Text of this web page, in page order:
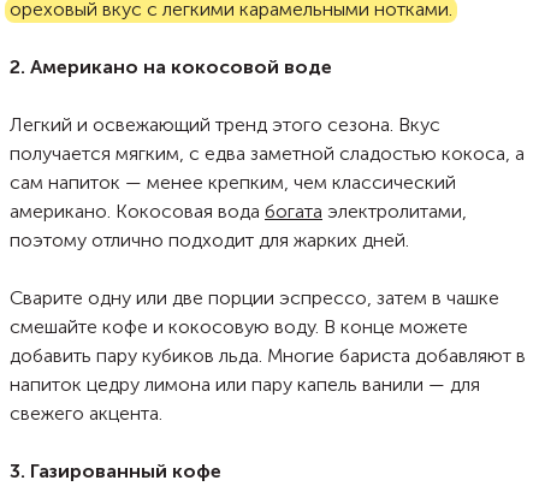
ореховый вкус с легкими карамельными нотками.
2. Американо на кокосовой воде
Легкий и освежающий тренд этого сезона. Вкус
получается мягким, с едва заметной сладостью кокоса, а
сам напиток — менее крепким, чем классический
американо. Кокосовая вода богата электролитами,
поэтому отлично подходит для жарких дней.
Сварите одну или две порции эспрессо, затем в чашке
смешайте кофе и кокосовую воду. В конце можете
добавить пару кубиков льда. Многие бариста добавляют в
напиток цедру лимона или пару капель ванили — для
свежего акцента.
3. Газированный кофе